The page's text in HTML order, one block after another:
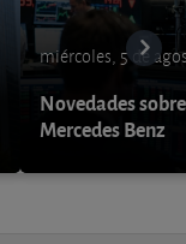
miércoles, 5 de
Novedades
Mercedes Benz